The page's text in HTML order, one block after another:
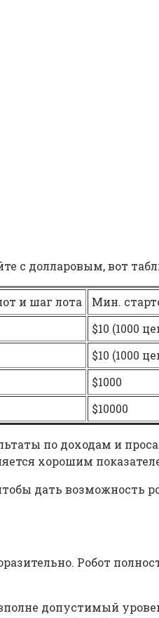
с долларовым, вот
и шаг лота
Мин.
$10 (1000
$10 (1000
$1000
$10000
по доходам и
хорошим
дать
Робот
допустимый